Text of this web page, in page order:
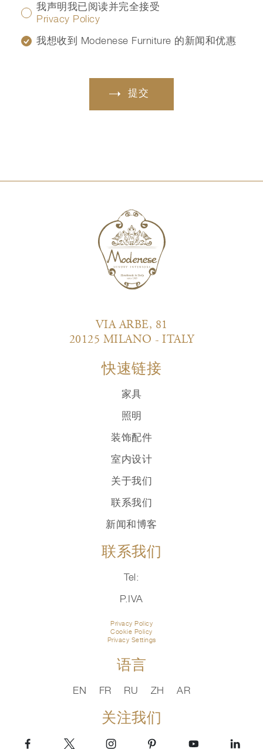
我声明我已阅读并完全接受
Privacy Policy
我想收到 Modenese Furniture 的新闻和优惠
提交
VIA ARBE, 81
20125 MILANO - ITALY
快速链接
家具
照明
装饰配件
室内设计
关于我们
联系我们
新闻和博客
联系我们
Tel:
P.IVA
Privacy Policy
Cookie Policy
Privacy Settings
语言
EN FR RU ZH AR
关注我们